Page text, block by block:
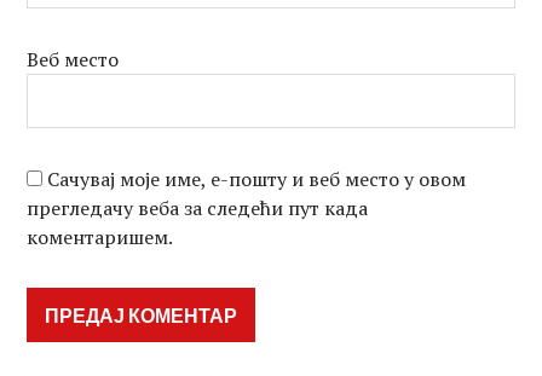
Веб место
Сачувај моје име, е-пошту и веб место у овом
прегледачу веба за следећи пут када
коментаришем.